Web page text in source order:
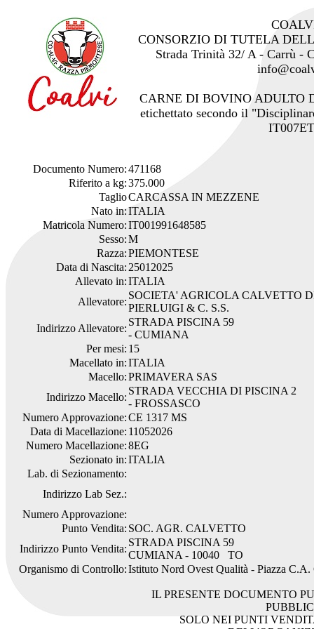
CONSORZIO DI TUTELA
Strada Trinità 32/ A - Carrù -
CARNE DI BOVINO ADULTO
etichettato secondo il
Documento Numero:471168
Riferito a kg:375.000
TaglioCARCASSA IN MEZZENE
Nato in:ITALIA
Matricola Numero:IT001991648585
Sesso:M
Razza:PIEMONTESE
Data di Nascita: 25012025
Allevato in:ITALIA
Allevatore:
SOCIETA' AGRICOLA CALVETTO
PIERLUIGI & C. S.S.
Indirizzo Allevatore:
STRADA PISCINA 59
- CUMIANA
Per mesi: 15
Macellato in:ITALIA
Macello:PRIMAVERA SAS
Indirizzo Macello:
STRADA VECCHIA DI PISCINA 2
- FROSSASCO
Numero Approvazione:CE 1317 MS
Data di Macellazione: 11052026
Numero Macellazione:8EG
Sezionato in:ITALIA
Lab. di Sezionamento:
Indirizzo Lab Sez.:
Numero Approvazione:
Punto Vendita: SOC. AGR. CALVETTO
Indirizzo Punto Vendita:
STRADA PISCINA 59
CUMIANA - 10040 TO
Organismo di Controllo:Istituto Nord Ovest Qualità - Piazza
IL PRESENTE DOCUMENTO
SOLO NEI PUNTI